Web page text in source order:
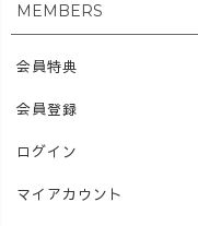
MEMBERS
会員特典
会員登録
ログイン
マイアカウント